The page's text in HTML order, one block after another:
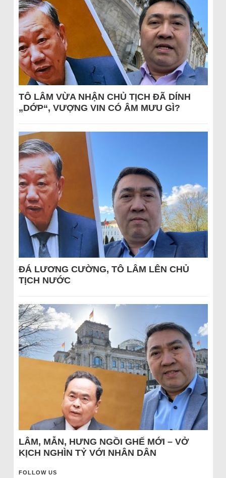
TÔ LÂM VỪA NHẬN CHỦ TỊCH ĐÃ DÍNH
„DỚP“, VƯỢNG VIN CÓ ÂM MƯU GÌ?
ĐÁ LƯƠNG CƯỜNG, TÔ LÂM LÊN CHỦ
TỊCH NƯỚC
LÂM, MẪN, HƯNG NGỒI GHẾ MỚI – VỞ
KỊCH NGHÌN TỶ VỚI NHÂN DÂN
FOLLOW US